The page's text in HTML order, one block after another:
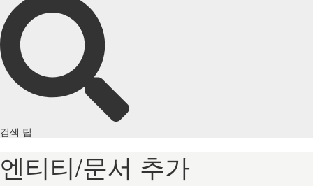
검색 팁
엔티티/문서 추가